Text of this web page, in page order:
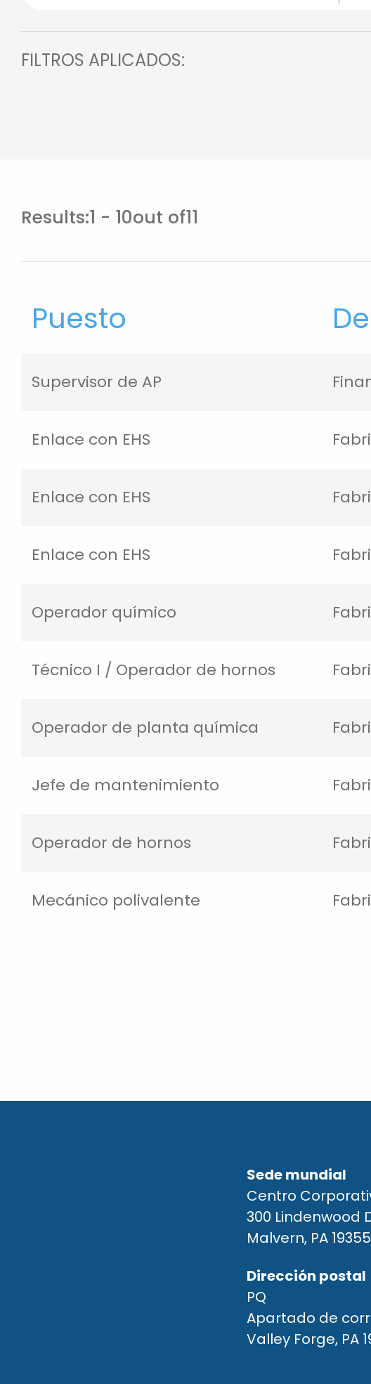
FILTROS APLICADOS:
Results:1 - 10out of11
Puesto
Supervisor de AP
Enlace con EHS
Enlace con EHS
Enlace con EHS
Operador químico
Técnico I / Operador de hornos
Operador de planta química
Jefe de mantenimiento
Operador de hornos
Mecánico polivalente
Sede mundial
Centro
300 Lindenwood
Malvern, PA
Dirección postal
PQ
Apartado de
Valley Forge, PA